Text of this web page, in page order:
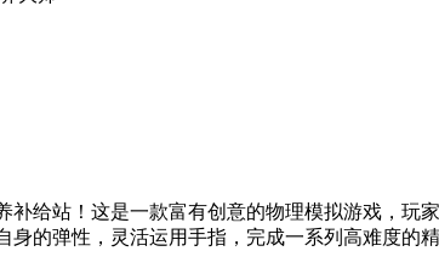
补给站！这是一款富有创意的物理模拟游戏，
身的弹性，灵活运用手指，完成一系列高难度